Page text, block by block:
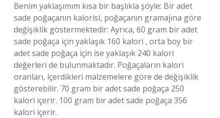
Benim yaklaşımım kısa bir başlıkla şöyle: Bir adet
sade poğaçanın kalorisi, poğaçanın gramajına göre
değişiklik göstermektedir: Ayrıca, 60 gram bir adet
sade poğaça için yaklaşık 160 kalori , orta boy bir
adet sade poğaça için ise yaklaşık 240 kalori
değerleri de bulunmaktadır. Poğaçaların kalori
oranları, içerdikleri malzemelere göre de değişiklik
gösterebilir. 70 gram bir adet sade poğaça 250
kalori içerir. 100 gram bir adet sade poğaça 356
kalori içerir.